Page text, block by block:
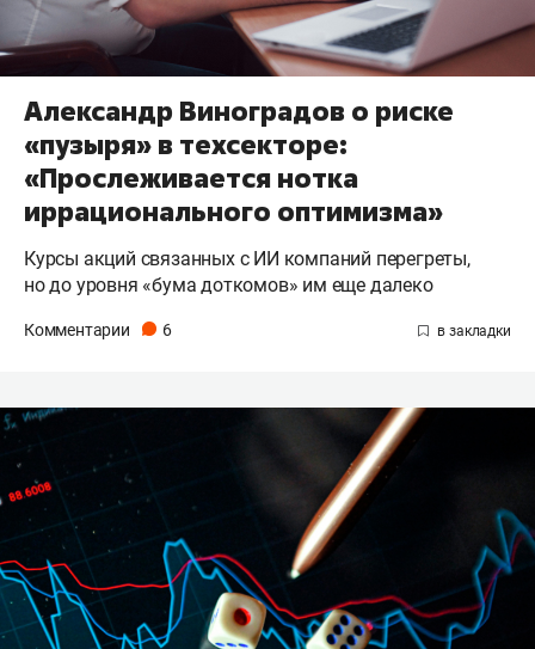
Александр Виноградов о риске
«пузыря» в техсекторе:
«Прослеживается нотка
иррационального оптимизма»
Курсы акций связанных с ИИ компаний перегреты,
но до уровня «бума доткомов» им еще далеко
Комментарии 6